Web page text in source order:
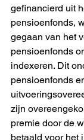
gefinancierd uit
pensioenfonds,
gegaan van het
pensioenfonds
indexeren. Dit
pensioenfonds
zijn
premie door de
betaald voor het